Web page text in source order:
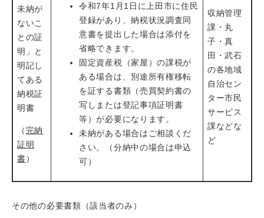
未納が
ないこ
との証
明」と
明記し
てある
納税証
明書
（ 完納
証明
書）
令和7年1月1日に上田市に住民
登録があり、納税状況調査同
意書を提出した場合は添付を
省略できます。
固定資産税（家屋）の課税が
ある場合は、別途所有権移転
を証する書類（売買契約書の
写しまたは登記事項証明書
等）が必要になります。
未納がある場合はご相談くだ
さい。（分納中の場合は申込
可）
収納管理
課・丸
子・真
田・武石
の各地域
自治セン
ター市民
サービス
課などな
ど
その他の必要書類（該当者のみ）